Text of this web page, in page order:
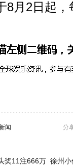
2日起，
分
闻
奖11注666万 徐州